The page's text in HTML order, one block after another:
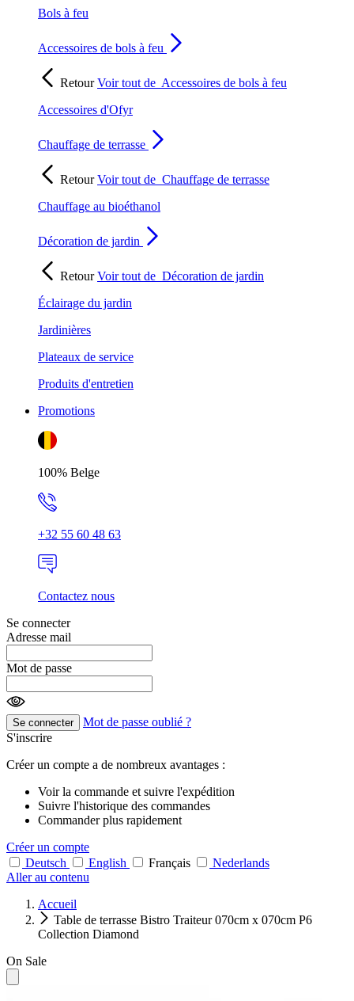
Bols à feu
Accessoires de bols à feu
RetourVoir tout de Accessoires de bols à feu
Accessoires d'Ofyr
Chauffage de terrasse
RetourVoir tout de Chauffage de terrasse
Chauffage au bioéthanol
Décoration de jardin
RetourVoir tout de Décoration de jardin
Éclairage du jardin
Jardinières
Plateaux de service
Produits d'entretien
Promotions
100% Belge
+32 55 60 48 63
Contactez nous
Se connecter
Adresse mail
Mot de passe
Se connecter
Mot de passe oublié ?
S'inscrire
Créer un compte a de nombreux avantages :
Voir la commande et suivre l'expédition
Suivre l'historique des commandes
Commander plus rapidement
Créer un compte
Deutsch
English Français
Nederlands
Aller au contenu
Accueil
Table de terrasse Bistro Traiteur 070cm x 070cm P6
Collection Diamond
On Sale